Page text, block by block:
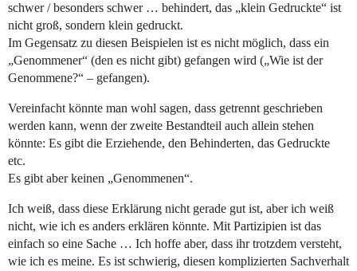
schwer / besonders schwer … behindert, das „klein Gedruckte“ ist
nicht groß, sondern klein gedruckt.
Im Gegensatz zu diesen Beispielen ist es nicht möglich, dass ein
„Genommener“ (den es nicht gibt) gefangen wird („Wie ist der
Genommene?“ – gefangen).
Vereinfacht könnte man wohl sagen, dass getrennt geschrieben
werden kann, wenn der zweite Bestandteil auch allein stehen
könnte: Es gibt die Erziehende, den Behinderten, das Gedruckte
etc.
Es gibt aber keinen „Genommenen“.
Ich weiß, dass diese Erklärung nicht gerade gut ist, aber ich weiß
nicht, wie ich es anders erklären könnte. Mit Partizipien ist das
einfach so eine Sache … Ich hoffe aber, dass ihr trotzdem versteht,
wie ich es meine. Es ist schwierig, diesen komplizierten Sachverhalt